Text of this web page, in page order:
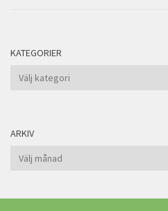
KATEGORIER
Kategorier
ARKIV
Arkiv